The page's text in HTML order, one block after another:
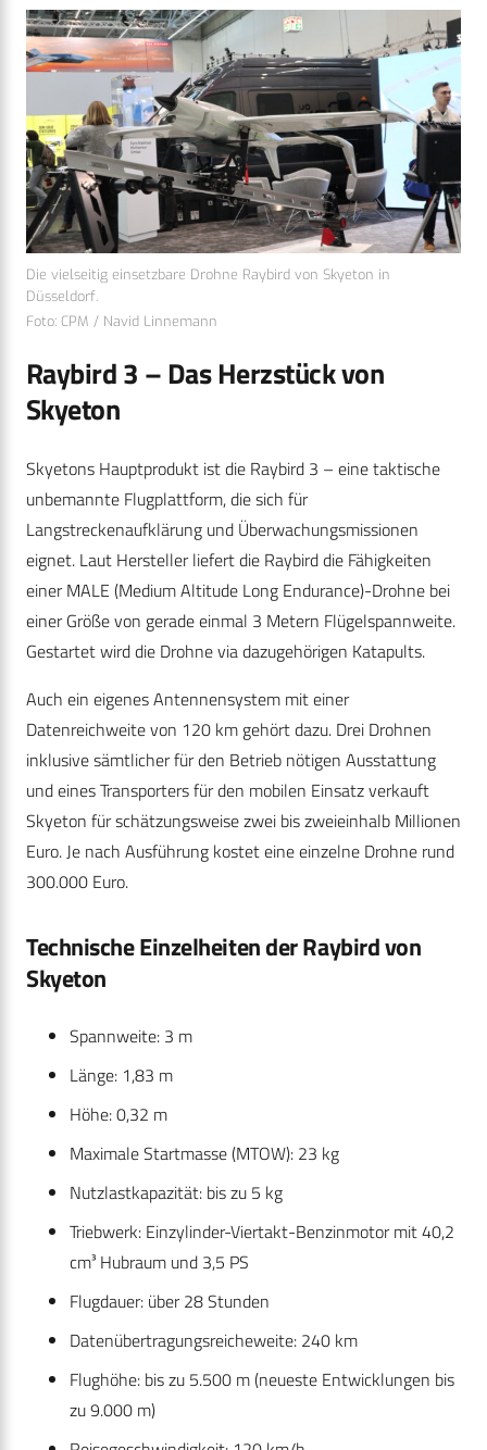
Die vielseitig einsetzbare Drohne Raybird von Skyeton in
Düsseldorf.
Foto: CPM / Navid Linnemann
Raybird 3 – Das Herzstück von
Skyeton
Skyetons Hauptprodukt ist die Raybird 3 – eine taktische
unbemannte Flugplattform, die sich für
Langstreckenaufklärung und Überwachungsmissionen
eignet. Laut Hersteller liefert die Raybird die Fähigkeiten
einer MALE (Medium Altitude Long Endurance)-Drohne bei
einer Größe von gerade einmal 3 Metern Flügelspannweite.
Gestartet wird die Drohne via dazugehörigen Katapults.
Auch ein eigenes Antennensystem mit einer
Datenreichweite von 120 km gehört dazu. Drei Drohnen
inklusive sämtlicher für den Betrieb nötigen Ausstattung
und eines Transporters für den mobilen Einsatz verkauft
Skyeton für schätzungsweise zwei bis zweieinhalb Millionen
Euro. Je nach Ausführung kostet eine einzelne Drohne rund
300.000 Euro.
Technische Einzelheiten der Raybird von
Skyeton
Spannweite: 3 m
Länge: 1,83 m​
Höhe: 0,32 m​
Maximale Startmasse (MTOW): 23 kg
Nutzlastkapazität: bis zu 5 kg​
Triebwerk: Einzylinder-Viertakt-Benzinmotor mit 40,2
cm³ Hubraum und 3,5 PS​
Flugdauer: über 28 Stunden
Datenübertragungsreicheweite: 240 km​
Flughöhe: bis zu 5.500 m​ (neueste Entwicklungen bis
zu 9.000 m)